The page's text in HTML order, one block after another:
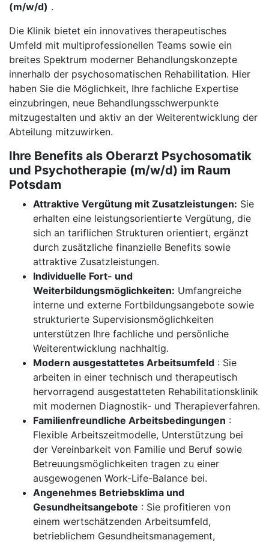
(m/w/d) .
Die Klinik bietet ein innovatives therapeutisches
Umfeld mit multiprofessionellen Teams sowie ein
breites Spektrum moderner Behandlungskonzepte
innerhalb der psychosomatischen Rehabilitation. Hier
haben Sie die Möglichkeit, Ihre fachliche Expertise
einzubringen, neue Behandlungsschwerpunkte
mitzugestalten und aktiv an der Weiterentwicklung der
Abteilung mitzuwirken.
Ihre Benefits als Oberarzt Psychosomatik
und Psychotherapie (m/w/d) im Raum
Potsdam
Attraktive Vergütung mit Zusatzleistungen: Sie
erhalten eine leistungsorientierte Vergütung, die
sich an tariflichen Strukturen orientiert, ergänzt
durch zusätzliche finanzielle Benefits sowie
attraktive Zusatzleistungen.
Individuelle Fort- und
Weiterbildungsmöglichkeiten: Umfangreiche
interne und externe Fortbildungsangebote sowie
strukturierte Supervisionsmöglichkeiten
unterstützen Ihre fachliche und persönliche
Weiterentwicklung nachhaltig.
Modern ausgestattetes Arbeitsumfeld : Sie
arbeiten in einer technisch und therapeutisch
hervorragend ausgestatteten Rehabilitationsklinik
mit modernen Diagnostik- und Therapieverfahren.
Familienfreundliche Arbeitsbedingungen :
Flexible Arbeitszeitmodelle, Unterstützung bei
der Vereinbarkeit von Familie und Beruf sowie
Betreuungsmöglichkeiten tragen zu einer
ausgewogenen Work-Life-Balance bei.
Angenehmes Betriebsklima und
Gesundheitsangebote : Sie profitieren von
einem wertschätzenden Arbeitsumfeld,
betrieblichem Gesundheitsmanagement,